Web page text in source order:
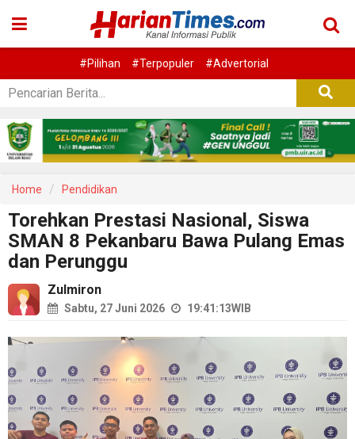
#Pilihan #Terpopuler #Advertorial
Home Pendidikan
Torehkan Prestasi Nasional, Siswa
SMAN 8 Pekanbaru Bawa Pulang Emas
dan Perunggu
Zulmiron
Sabtu, 27 Juni 2026 19:41:13WIB